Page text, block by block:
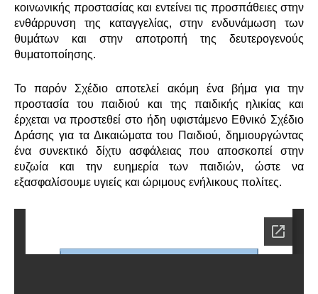
κοινωνικής προστασίας και εντείνει τις προσπάθειες στην
ενθάρρυνση της καταγγελίας, στην ενδυνάμωση των
θυμάτων και στην αποτροπή της δευτερογενούς
θυματοποίησης.
Το παρόν Σχέδιο αποτελεί ακόμη ένα βήμα για την
προστασία του παιδιού και της παιδικής ηλικίας και
έρχεται να προστεθεί στο ήδη υφιστάμενο Εθνικό Σχέδιο
Δράσης για τα Δικαιώματα του Παιδιού, δημιουργώντας
ένα συνεκτικό δίχτυ ασφάλειας που αποσκοπεί στην
ευζωία και την ευημερία των παιδιών, ώστε να
εξασφαλίσουμε υγιείς και ώριμους ενήλικους πολίτες.